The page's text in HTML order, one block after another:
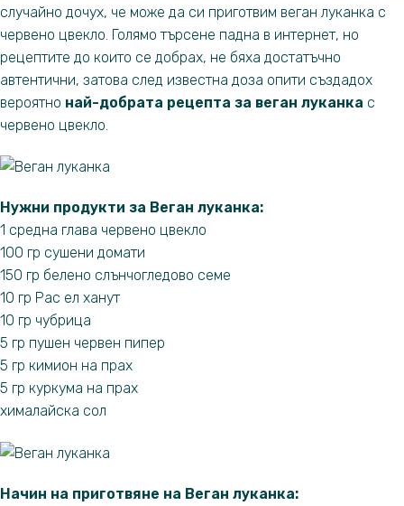
случайно дочух, че може да си приготвим веган луканка с
червено цвекло. Голямо търсене падна в интернет, но
рецептите до които се добрах, не бяха достатъчно
автентични, затова след известна доза опити създадох
вероятно най-добрата рецепта за веган луканка с
червено цвекло.
Нужни продукти за Веган луканка:
1 средна глава червено цвекло
100 гр сушени домати
150 гр белено слънчогледово семе
10 гр Рас ел ханут
10 гр чубрица
5 гр пушен червен пипер
5 гр кимион на прах
5 гр куркума на прах
хималайска сол
Начин на приготвяне на Веган луканка: